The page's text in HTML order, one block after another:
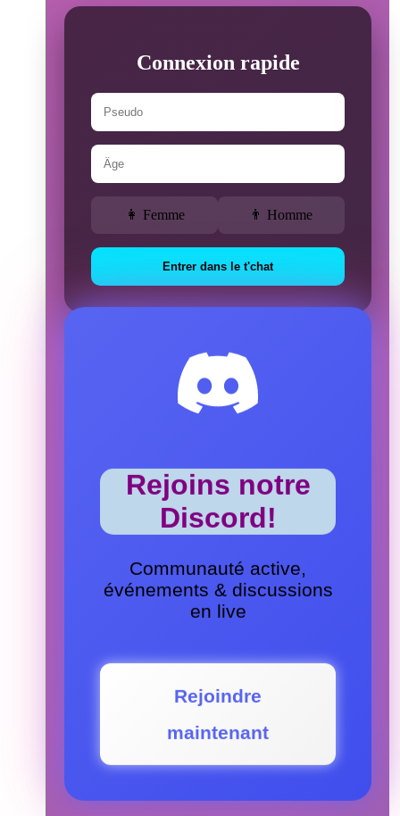
Connexion rapide
👩 Femme 👨 Homme
Entrer dans le t'chat
Rejoins notre
Discord!
Communauté active,
événements & discussions
en live
Rejoindre
maintenant